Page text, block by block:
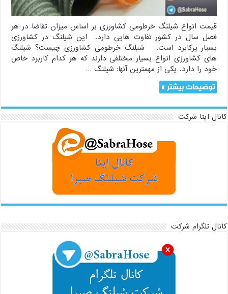
قیمت انواع شیلنگ خرطومی کشاورزی بر اساس میزان تقاضا در هر
فصل سال در کشور تفاوت هایی دارد. این شیلنگ در کشاورزی
بسیار پرکابرد است. شیلنگ خرطومی کشاورزی چیست؟ شیلنگ
های کشاورزی انواع بسیار مختلفی دارند که هر کدام کاربرد خاص
خود را دارد. یکی از مهمترین آنها: شیلنگ …
توضیحات بیشتر »
کانال ایتا شرکت
کانال تلگرام شرکت